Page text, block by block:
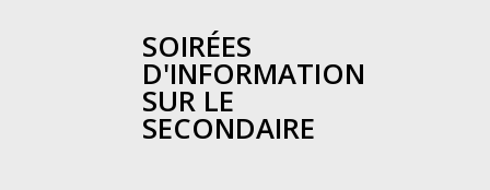
SOIRÉES
D'INFORMATION
SUR LE
SECONDAIRE